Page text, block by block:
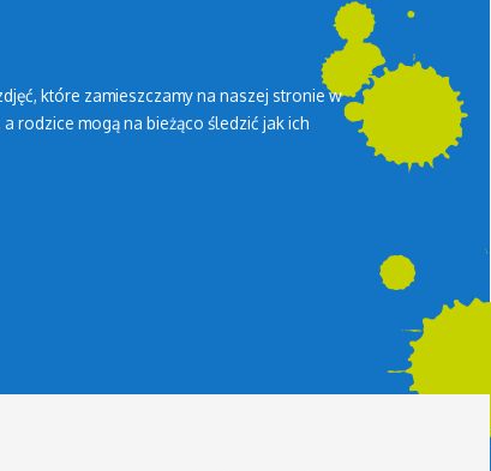
które zamieszczamy na naszej stronie w
rodzice mogą na bieżąco śledzić jak ich